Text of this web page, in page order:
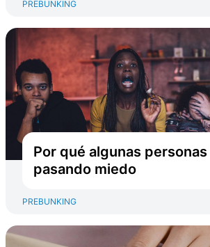
PREBUNKING
Por qué algunas
pasando miedo
PREBUNKING